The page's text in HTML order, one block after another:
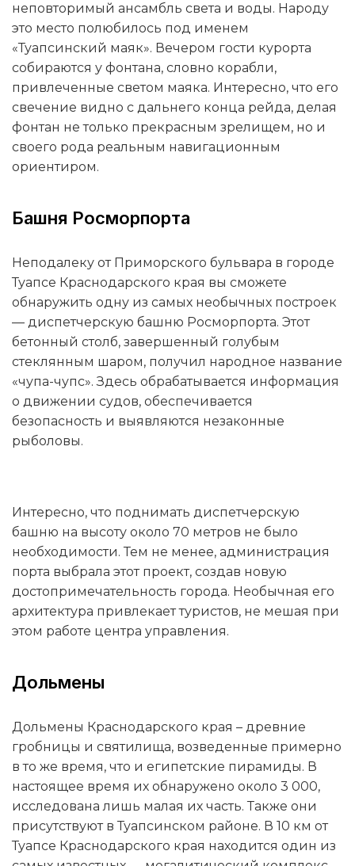
неповторимый ансамбль света и воды. Народу
это место полюбилось под именем
«Туапсинский маяк». Вечером гости курорта
собираются у фонтана, словно корабли,
привлеченные светом маяка. Интересно, что его
свечение видно с дальнего конца рейда, делая
фонтан не только прекрасным зрелищем, но и
своего рода реальным навигационным
ориентиром.
Башня Росморпорта
Неподалеку от Приморского бульвара в городе
Туапсе Краснодарского края вы сможете
обнаружить одну из самых необычных построек
— диспетчерскую башню Росморпорта. Этот
бетонный столб, завершенный голубым
стеклянным шаром, получил народное название
«чупа-чупс». Здесь обрабатывается информация
о движении судов, обеспечивается
безопасность и выявляются незаконные
рыболовы.
Интересно, что поднимать диспетчерскую
башню на высоту около 70 метров не было
необходимости. Тем не менее, администрация
порта выбрала этот проект, создав новую
достопримечательность города. Необычная его
архитектура привлекает туристов, не мешая при
этом работе центра управления.
Дольмены
Дольмены Краснодарского края – древние
гробницы и святилища, возведенные примерно
в то же время, что и египетские пирамиды. В
настоящее время их обнаружено около 3 000,
исследована лишь малая их часть. Также они
присутствуют в Туапсинском районе. В 10 км от
Туапсе Краснодарского края находится один из